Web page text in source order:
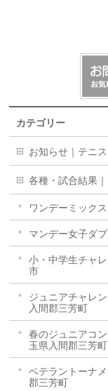
カテゴリー
お知らせ｜テニス
各種・試合結果
ワンデーミック
マンデー女子ダ
小・中学生チャ
市
ジュニアチャレ
入間郡三芳町
春のジュニアコ
玉県入間郡三芳町
ベテラントーナ
郡三芳町